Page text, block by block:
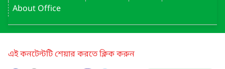
About Office
এই কনটেন্টটি শেয়ার করতে ক্লিক করুন